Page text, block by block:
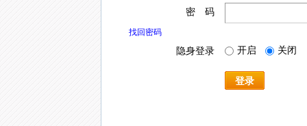
密 码
找回密码
隐身登录 开启 关闭
登录